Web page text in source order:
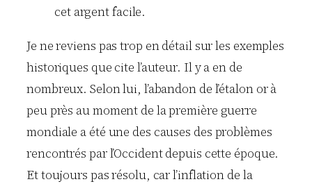
cet argent facile.
Je ne reviens pas trop en détail sur les exemples
historiques que cite l’auteur. Il y a en de
nombreux. Selon lui, l’abandon de l’étalon or à
peu près au moment de la première guerre
mondiale a été une des causes des problèmes
rencontrés par l’Occident depuis cette époque.
Et toujours pas résolu, car l’inflation de la